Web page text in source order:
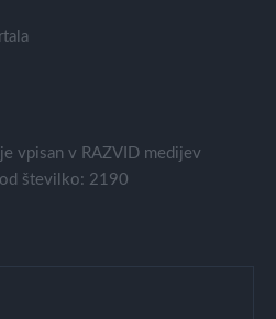
vpisan v RAZVID medijev
številko: 2190